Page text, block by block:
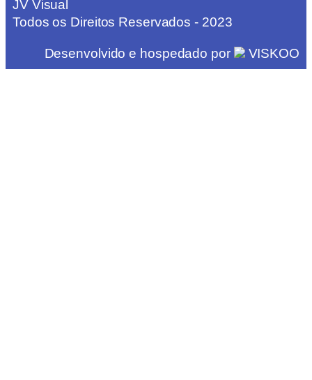
JV Visual
Todos os Direitos Reservados - 2023
Desenvolvido e hospedado por VISKOO